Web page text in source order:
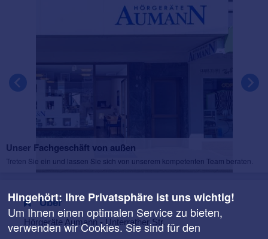
Unser Fachgeschäft von außen
Treten Sie ein und lassen Sie sich von unserem kompetenten Team beraten.
Über
Hörgeräte Aumann - Unterrather Str.
Hingehört: Ihre Privatsphäre ist uns wichtig!
Um Ihnen einen optimalen Service zu bieten,
verwenden wir Cookies. Sie sind für den